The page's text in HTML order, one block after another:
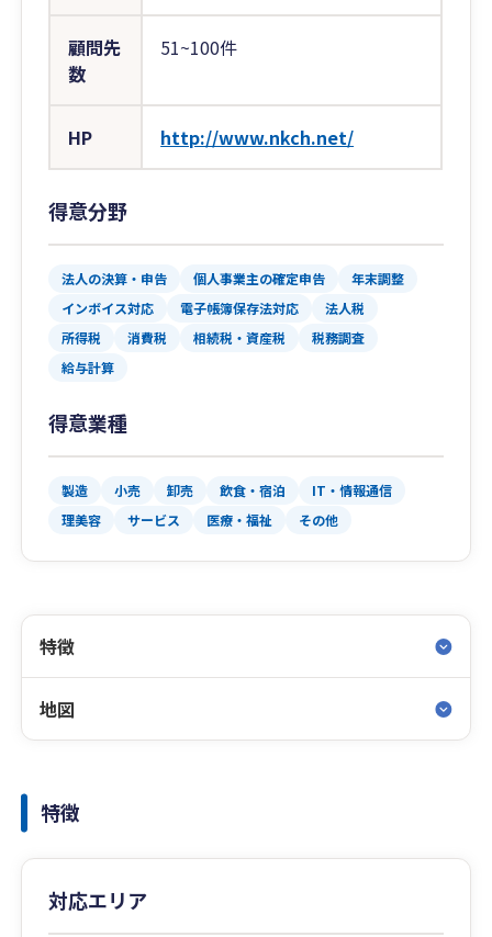
顧問先
数
51~100件
HP http://www.nkch.net/
得意分野
法人の決算・申告 個人事業主の確定申告
年末調整
インボイス対応
電子帳簿保存法対応
法人税
所得税
消費税 相続税・資産税
税務調査
給与計算
得意業種
製造 小売 卸売 飲食・宿泊
IT・情報通信
理美容
サービス 医療・福祉 その他
特徴
地図
特徴
対応エリア